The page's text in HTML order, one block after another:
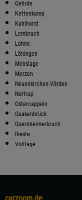
Gehrde
Kettenkamp
Kuhlhorst
Lembruch
Lohne
Löningen
Menslage
Merzen
Neuenkirchen-Vörden
Nortrup
Ostercappeln
Quakenbrück
Quernheimerbruch
Rieste
Voltlage